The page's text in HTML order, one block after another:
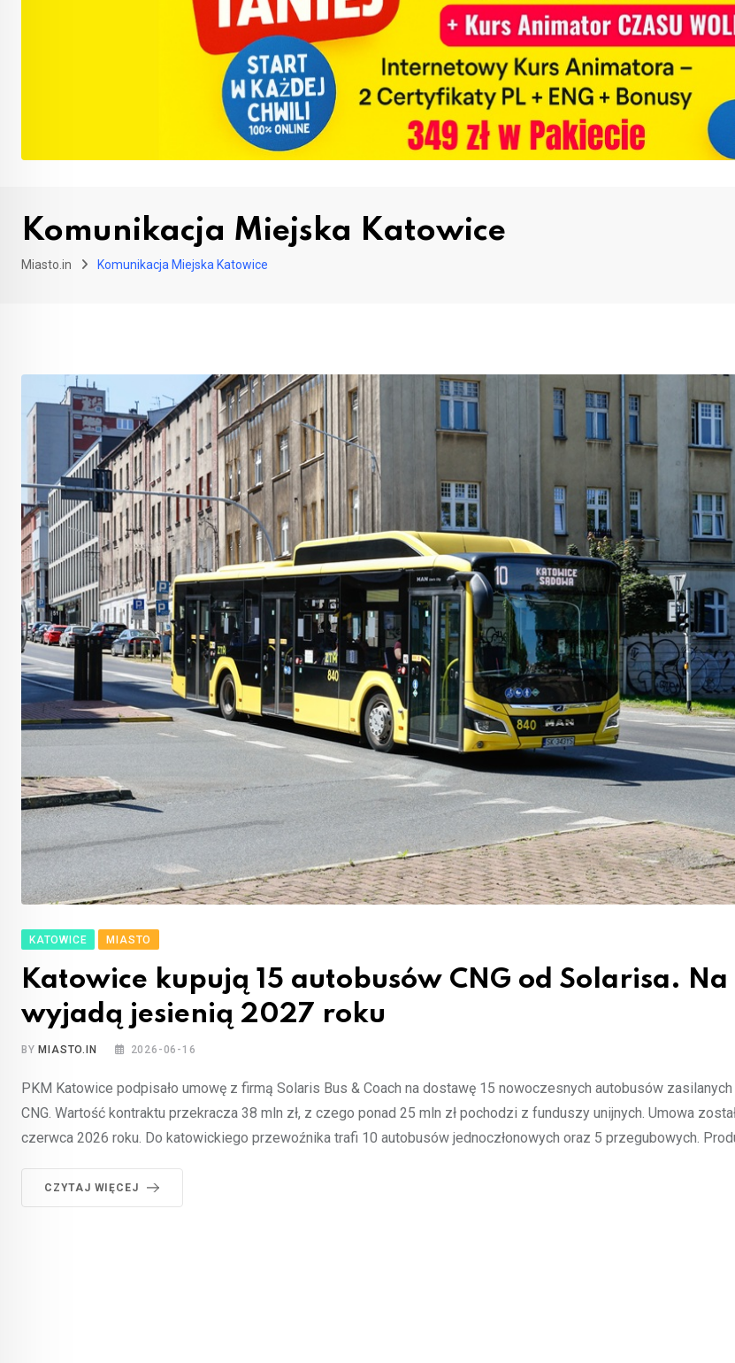
Komunikacja Miejska Katowice
Miasto.in Komunikacja Miejska Katowice
KATOWICE MIASTO
Katowice kupują 15 autobusów CNG od Solarisa. Na
wyjadą jesienią 2027 roku
BY MIASTO.IN 2026-06-16
PKM Katowice podpisało umowę z firmą Solaris Bus & Coach na dostawę 15 nowoczesnych autobusów
CNG. Wartość kontraktu przekracza 38 mln zł, z czego ponad 25 mln zł pochodzi z funduszy unijnych. Umowa
czerwca 2026 roku. Do katowickiego przewoźnika trafi 10 autobusów jednoczłonowych oraz 5 przegubowych.
CZYTAJ WIĘCEJ